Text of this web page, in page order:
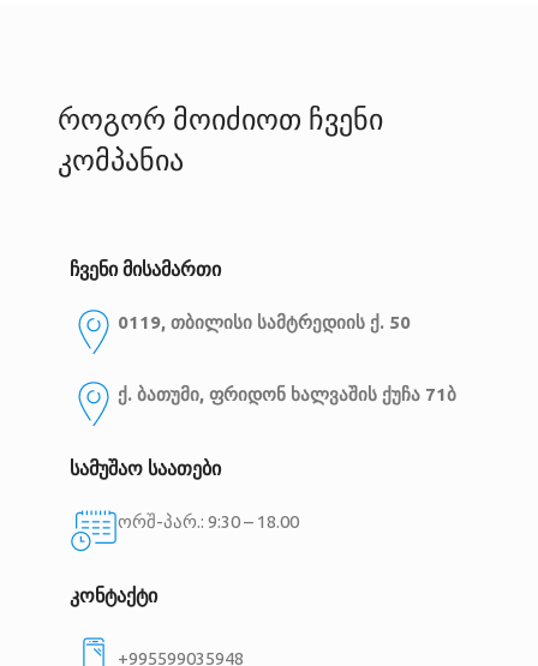
როგორ მოიძიოთ ჩვენი
კომპანია
ჩვენი მისამართი
0119, თბილისი სამტრედიის ქ. 50
ქ. ბათუმი, ფრიდონ ხალვაშის ქუჩა 71ბ
სამუშაო საათები
ორშ-პარ.: 9:30 – 18.00
კონტაქტი
+995599035948